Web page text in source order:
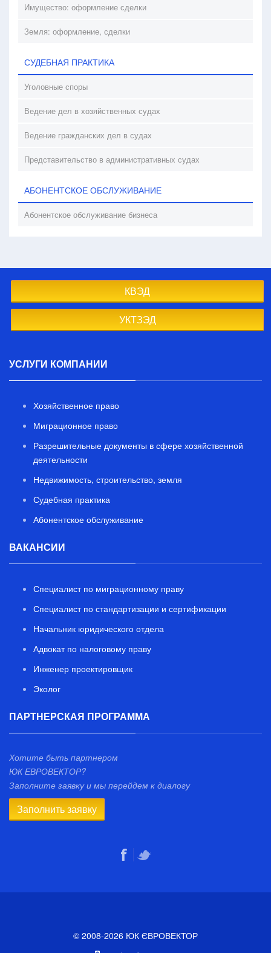
Имущество: оформление сделки
Земля: оформление, сделки
СУДЕБНАЯ ПРАКТИКА
Уголовные споры
Ведение дел в хозяйственных судах
Ведение гражданских дел в судах
Представительство в административных судах
АБОНЕНТСКОЕ ОБСЛУЖИВАНИЕ
Абонентское обслуживание бизнеса
КВЭД
УКТЗЭД
УСЛУГИ КОМПАНИИ
Хозяйственное право
Миграционное право
Разрешительные документы в сфере хозяйственной
деятельности
Недвижимость, строительство, земля
Судебная практика
Абонентское обслуживание
ВАКАНСИИ
Специалист по миграционному праву
Специалист по стандартизации и сертификации
Начальник юридического отдела
Адвокат по налоговому праву
Инженер проектировщик
Эколог
ПАРТНЕРСКАЯ ПРОГРАММА
Хотите быть партнером
ЮК ЕВРОВЕКТОР?
Заполните заявку и мы перейдем к диалогу
Заполнить заявку
© 2008-2026 ЮК ЄВРОВЕКТОР